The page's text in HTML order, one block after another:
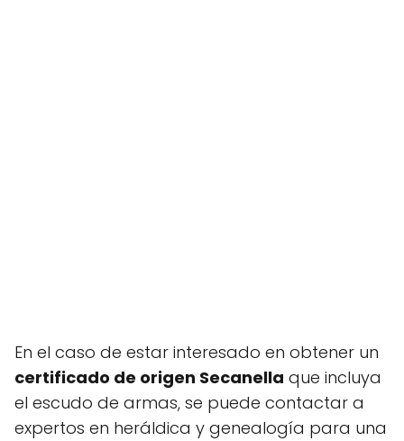
En el caso de estar interesado en obtener un
certificado de origen Secanella que incluya
el escudo de armas, se puede contactar a
expertos en heráldica y genealogía para una